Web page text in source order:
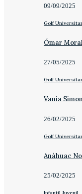
09/09/2025
Golf
Ómar
27/05/2025
Golf
Vania
26/02/2025
Golf
Anáhuac
25/02/2025